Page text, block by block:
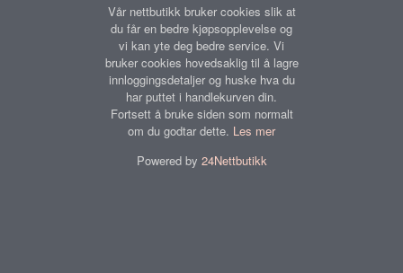
Vår nettbutikk bruker cookies slik at
du får en bedre kjøpsopplevelse og
vi kan yte deg bedre service. Vi
bruker cookies hovedsaklig til å lagre
innloggingsdetaljer og huske hva du
har puttet i handlekurven din.
Fortsett å bruke siden som normalt
om du godtar dette. Les mer
Powered by 24Nettbutikk